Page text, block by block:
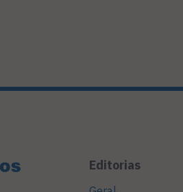
Editorias